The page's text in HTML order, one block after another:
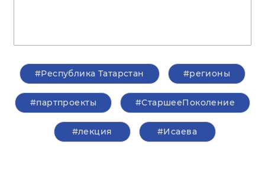
#Республика Татарстан #регионы
#партпроекты #СтаршееПоколение
#лекция #Исаева